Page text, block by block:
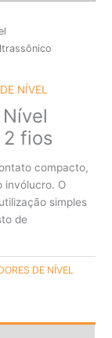
NÍVEL
fios
compacto,
invólucro. O
simples
de
DE NÍVEL